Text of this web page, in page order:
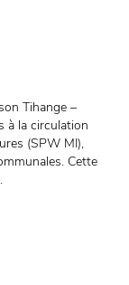
Tihange –
à la circulation
(SPW MI),
Cette